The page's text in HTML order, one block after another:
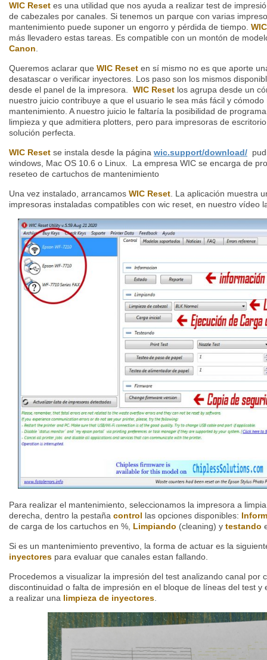
WIC Reset es una utilidad que nos ayuda a realizar test de
de cabezales por canales. Si tenemos un parque con varias
mantenimiento puede suponer un engorro y pérdida de tiempo.
más llevadero estas tareas. Es compatible con un montón de
Canon
Queremos aclarar que WIC Reset en sí mismo no es que aporte
desatascar o verificar inyectores. Los paso son los mismos
desde el panel de la impresora. WIC Reset los agrupa desde un
nuestro juicio contribuye a que el usuario le sea más fácil y
mantenimiento. A nuestro juicio le faltaría la posibilidad de
limpieza y que admitiera plotters, pero para impresoras de
solución perfecta.
WIC Reset se instala desde la página wic.support/download/
windows, Mac OS 10.6 o Linux. La empresa WIC se encarga de
reseteo de cartuchos de mantenimiento
Una vez instalado, arrancamos WIC Reset . La aplicación muestra
impresoras instaladas compatibles con wic reset, en nuestro vídeo
Para realizar el mantenimiento, seleccionamos la impresora a
derecha, dentro la pestaña control las opciones disponibles:
de carga de los cartuchos en %, Limpiando (cleaning) y testando
Si es un mantenimiento preventivo, la forma de actuar es la
inyectores para evaluar que canales estan fallando.
Procedemos a visualizar la impresión del test analizando canal por
discontinuidad o falta de impresión en el bloque de líneas del test y
a realizar una limpieza de inyectores